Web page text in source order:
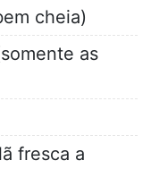
cheia)
as
fresca a